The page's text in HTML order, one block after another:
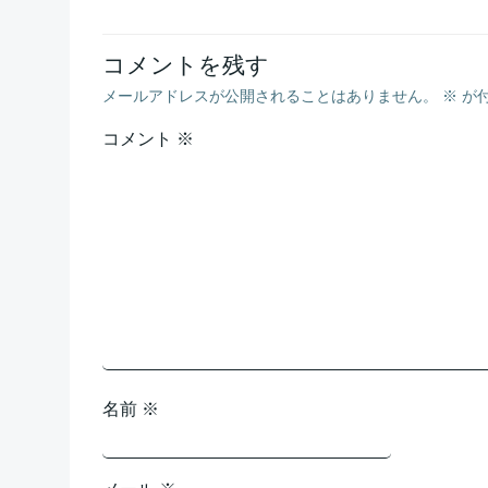
ビ
ゲ
ン
コメントを残す
メールアドレスが公開されることはありません。 ※ が
コメント ※
名前 ※